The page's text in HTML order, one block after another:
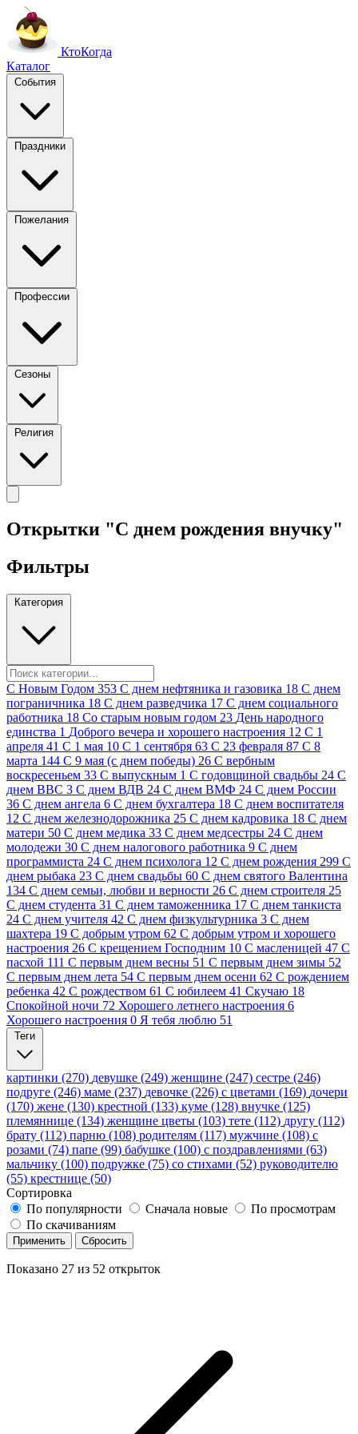
КтоКогда
Каталог
События
Праздники
Пожелания
Профессии
Сезоны
Религия
Открытки "С днем рождения внучку"
Фильтры
Категория
C Новым Годом 353 C днем нефтяника и газовика 18 C днем
пограничника 18 C днем разведчика 17 C днем социального
работника 18 Cо старым новым годом 23 День народного
единства 1 Доброго вечера и хорошего настроения 12 С 1
апреля 41 С 1 мая 10 С 1 сентября 63 С 23 февраля 87 С 8
марта 144 С 9 мая (с днем победы) 26 С вербным
воскресеньем 33 С выпускным 1 С годовщиной свадьбы 24 С
днем ВВС 3 С днем ВДВ 24 С днем ВМФ 24 С днем России
36 С днем ангела 6 С днем бухгалтера 18 С днем воспитателя
12 С днем железнодорожника 25 С днем кадровика 18 С днем
матери 50 С днем медика 33 С днем медсестры 24 С днем
молодежи 30 С днем налогового работника 9 С днем
программиста 24 С днем психолога 12 С днем рождения 299 С
днем рыбака 23 С днем свадьбы 60 С днем святого Валентина
134 С днем семьи, любви и верности 26 С днем строителя 25
С днем студента 31 С днем таможенника 17 С днем танкиста
24 С днем учителя 42 С днем физкультурника 3 С днем
шахтера 19 С добрым утром 62 С добрым утром и хорошего
настроения 26 С крещением Господним 10 С масленицей 47 С
пасхой 111 С первым днем весны 51 С первым днем зимы 52
С первым днем лета 54 С первым днем осени 62 С рождением
ребенка 42 С рождеством 61 С юбилеем 41 Скучаю 18
Спокойной ночи 72 Хорошего летнего настроения 6
Хорошего настроения 0 Я тебя люблю 51
Теги
картинки (270) девушке (249) женщине (247) сестре (246)
подруге (246) маме (237) девочке (226) с цветами (169) дочери
(170) жене (130) крестной (133) куме (128) внучке (125)
племяннице (134) женщине цветы (103) тете (112) другу (112)
брату (112) парню (108) родителям (117) мужчине (108) с
розами (74) папе (99) бабушке (100) с поздравлениями (63)
мальчику (100) подружке (75) со стихами (52) руководителю
(55) крестнице (50)
Сортировка
По популярности
Сначала новые
По просмотрам
По скачиваниям
Применить Сбросить
Показано 27 из 52 открыток